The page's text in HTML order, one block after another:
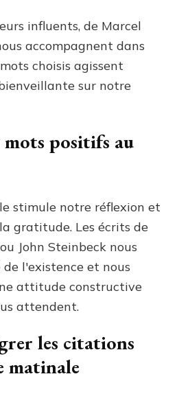
influents, de Marcel
accompagnent dans
choisis agissent
sur notre
positifs au
stimule notre réflexion et
gratitude. Les écrits de
John Steinbeck nous
l'existence et nous
attitude constructive
attendent.
les citations
matinale